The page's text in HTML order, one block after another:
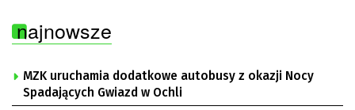
najnowsze
MZK uruchamia dodatkowe autobusy z okazji Nocy
Spadających Gwiazd w Ochli